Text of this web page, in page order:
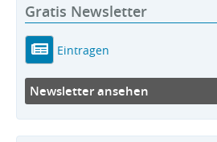
Gratis Newsletter
Eintragen
Newsletter ansehen